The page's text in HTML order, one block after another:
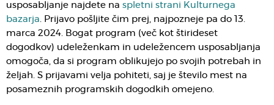
usposabljanje najdete na spletni strani Kulturnega
bazarja. Prijavo pošljite čim prej, najpozneje pa do 13.
marca 2024. Bogat program (več kot štirideset
dogodkov) udeleženkam in udeležencem usposabljanja
omogoča, da si program oblikujejo po svojih potrebah in
željah. S prijavami velja pohiteti, saj je število mest na
posameznih programskih dogodkih omejeno.